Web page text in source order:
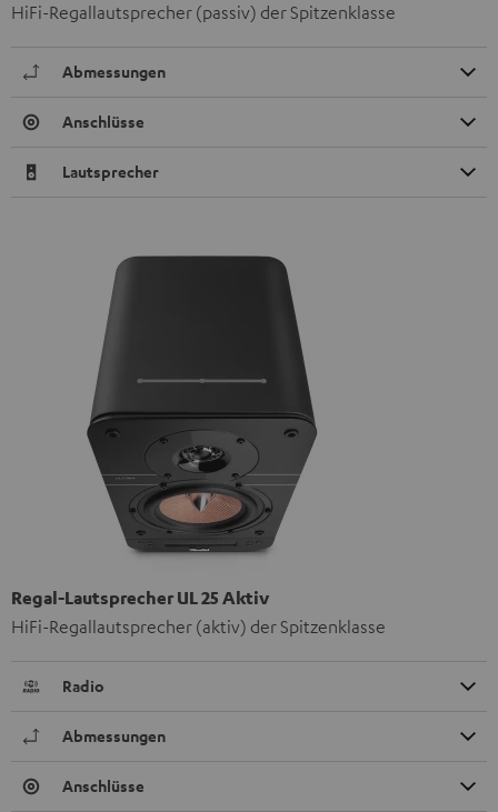
HiFi-Regallautsprecher (passiv) der Spitzenklasse
Abmessungen
Anschlüsse
Lautsprecher
Regal-Lautsprecher UL 25 Aktiv
HiFi-Regallautsprecher (aktiv) der Spitzenklasse
Radio
Abmessungen
Anschlüsse